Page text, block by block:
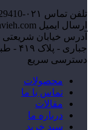
تلفن تماس ۰۲۱-77529410 / 021-77529437
ارسال ایمیل
آدرس خیابان شریعتی
جباری - پلاک ۴۱۹ - طبقه ۵ - واحد ۱۷
دسترسی سریع
محصولات
تماس با ما
مقالات
درباره ما
سبد خرید